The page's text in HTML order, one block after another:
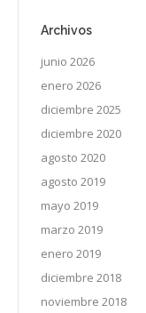
Archivos
junio 2026
enero 2026
diciembre 2025
diciembre 2020
agosto 2020
agosto 2019
mayo 2019
marzo 2019
enero 2019
diciembre 2018
noviembre 2018